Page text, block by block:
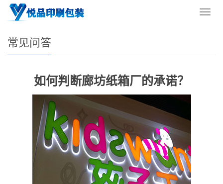
导
您的位置： 网站首页>
常见问答
如何判断廊坊纸箱厂的承诺？